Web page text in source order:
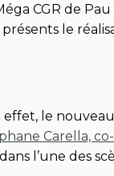
CGR de
le
effet, le
Carella,
l’une des